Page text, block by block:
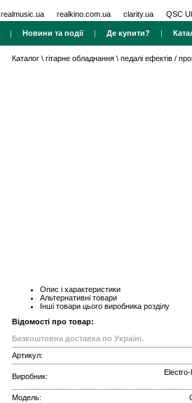
realmusic.ua realkino.com.ua clarity.ua QSC
| Новини та події| Де купити? |
Каталог \ гітарне обладнання \ педалі ефектів /
Опис і характеристики
Альтернативні товари
Інші товари цього виробника розділу
Відомості про товар:
Безкоштовна доставка по Україні.
Артикул:
Виробник:
Модель: